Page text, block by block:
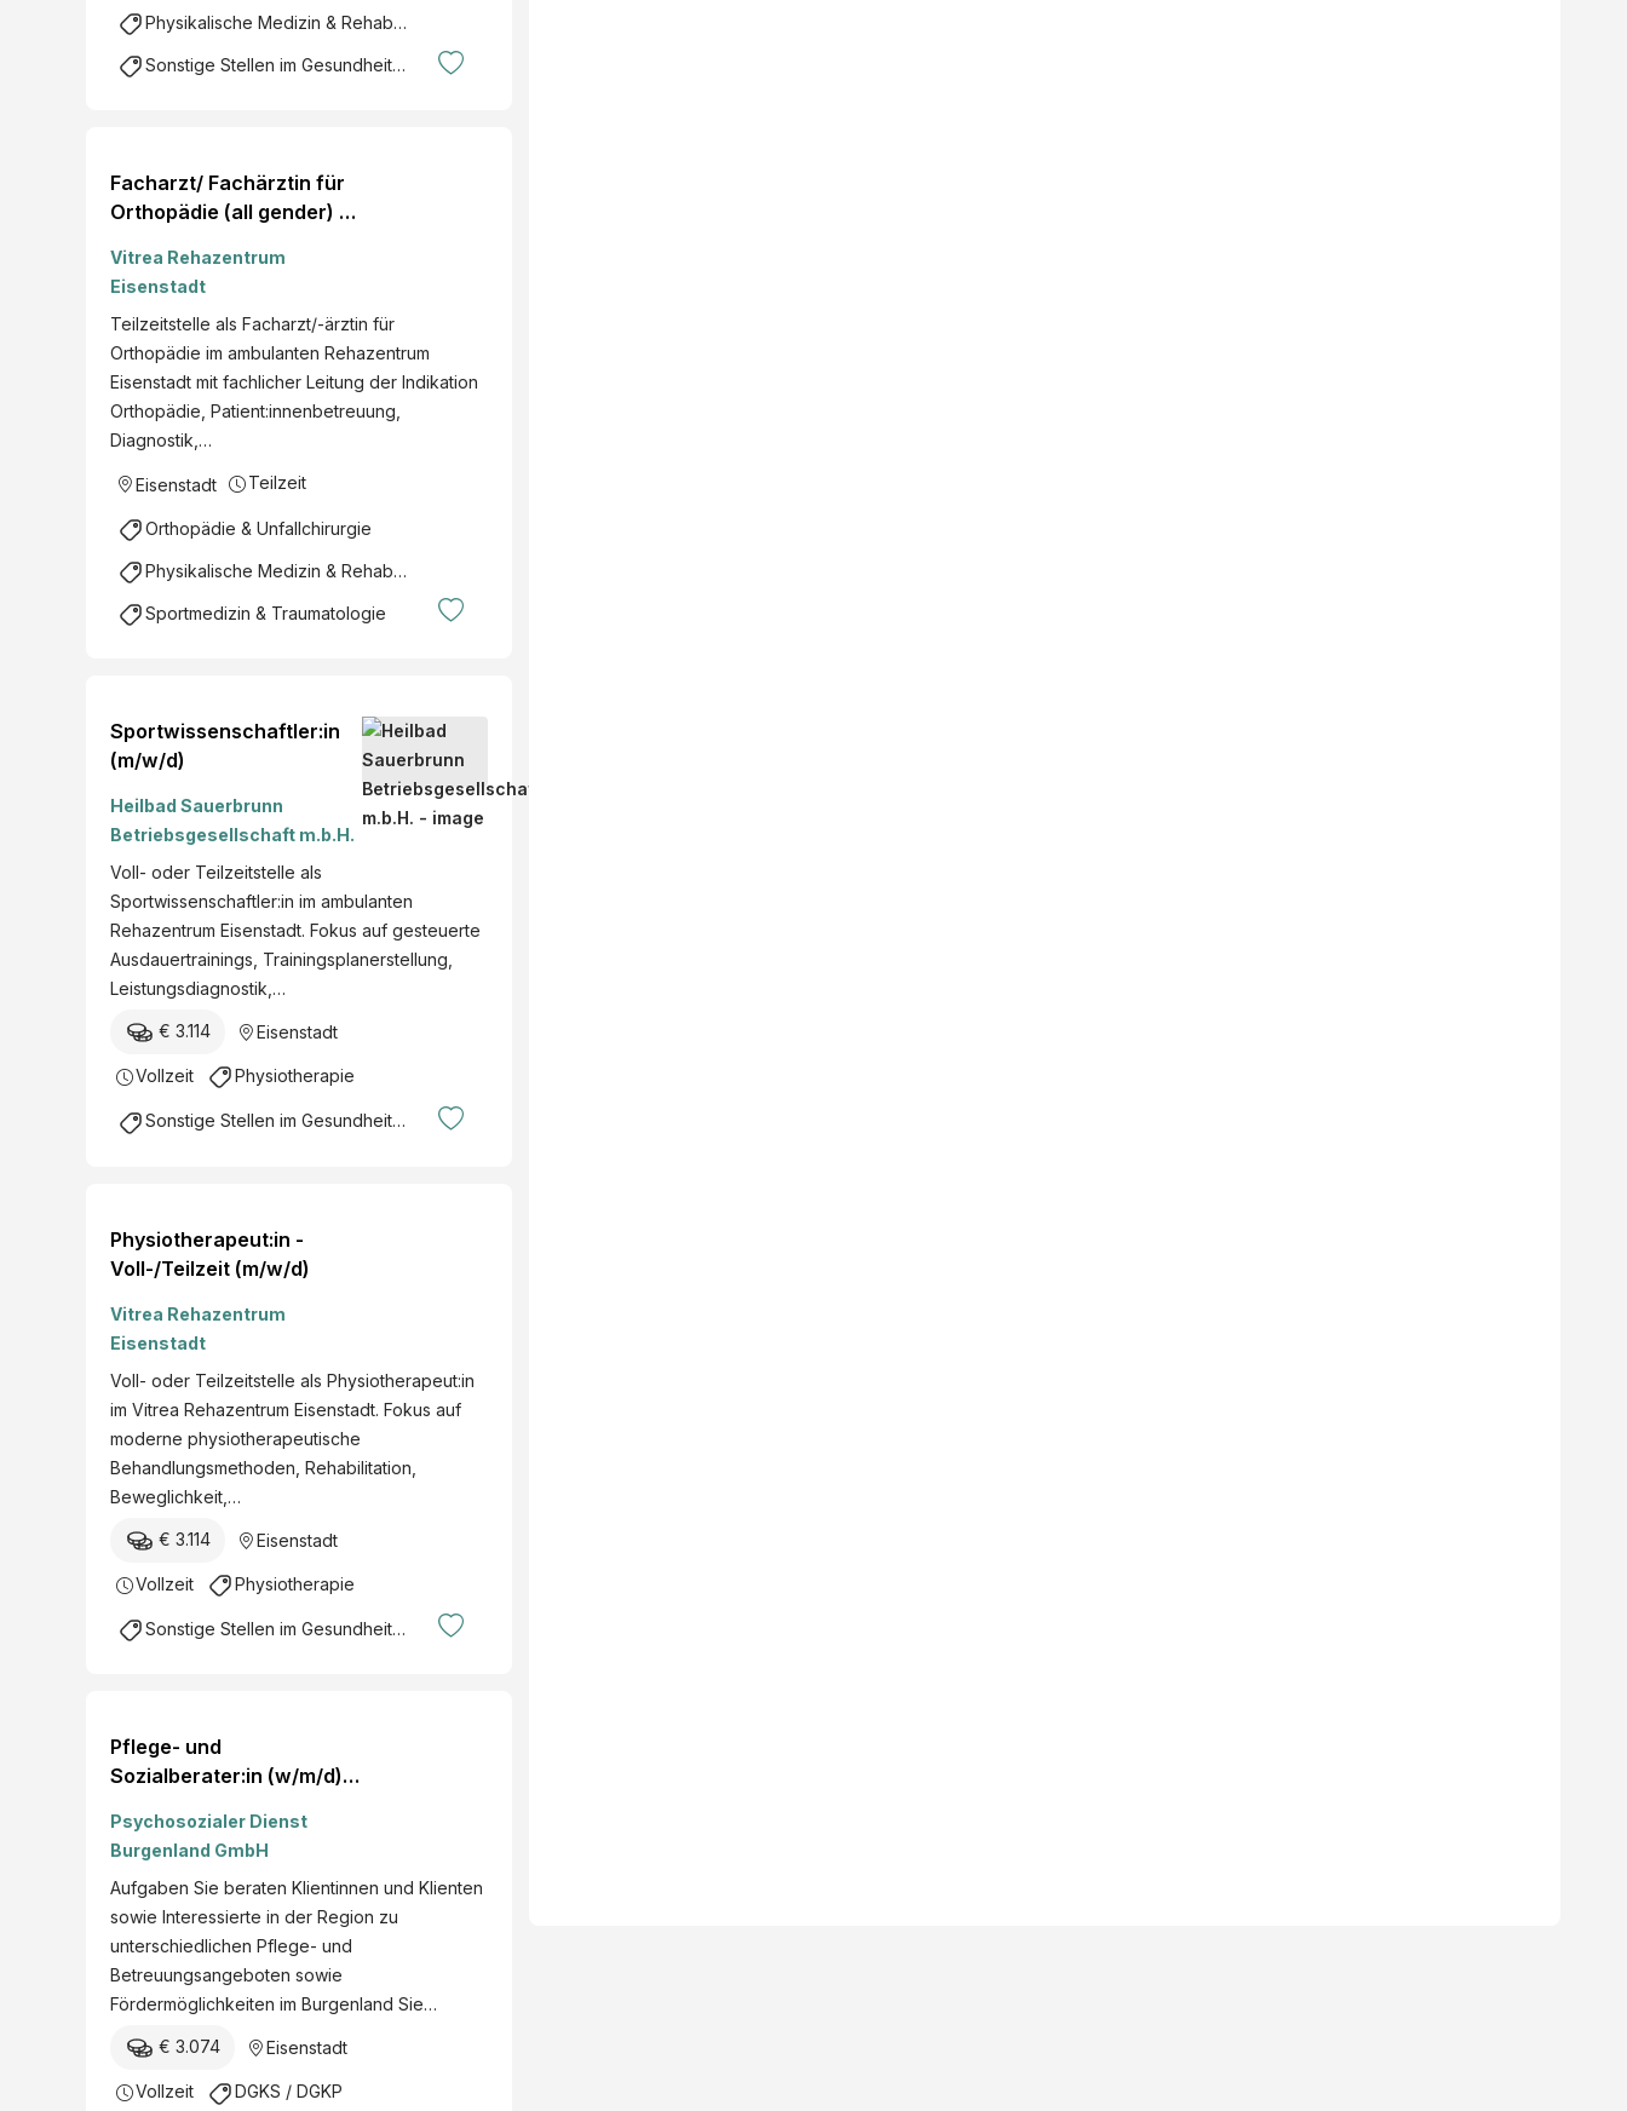
Physikalische Medizin & Rehabilitation
Sonstige Stellen im Gesundheitsbereich
Facharzt/ Fachärztin für
Orthopädie (all gender) -
Vitrea Rehazentrum
Eisenstadt
Teilzeitstelle als Facharzt/-ärztin für
Orthopädie im ambulanten Rehazentrum
Eisenstadt mit fachlicher Leitung der Indikation
Orthopädie, Patient:innenbetreuung,
Diagnostik,…
Eisenstadt Teilzeit
Orthopädie & Unfallchirurgie
Physikalische Medizin & Rehabilitation
Sportmedizin & Traumatologie
Sportwissenschaftler:in
(m/w/d)
Heilbad Sauerbrunn
Betriebsgesellschaft m.b.H.
Voll- oder Teilzeitstelle als
Sportwissenschaftler:in im ambulanten
Rehazentrum Eisenstadt. Fokus auf gesteuerte
Ausdauertrainings, Trainingsplanerstellung,
Leistungsdiagnostik,…
€ 3.114 Eisenstadt
Vollzeit Physiotherapie
Sonstige Stellen im Gesundheitsbereich
Physiotherapeut:in -
Voll-/Teilzeit (m/w/d)
Vitrea Rehazentrum
Eisenstadt
Voll- oder Teilzeitstelle als Physiotherapeut:in
im Vitrea Rehazentrum Eisenstadt. Fokus auf
moderne physiotherapeutische
Behandlungsmethoden, Rehabilitation,
Beweglichkeit,…
€ 3.114 Eisenstadt
Vollzeit Physiotherapie
Sonstige Stellen im Gesundheitsbereich
Pflege- und
Sozialberater:in (w/m/d) -
Psychosozialer Dienst
Burgenland GmbH
Aufgaben Sie beraten Klientinnen und Klienten
sowie Interessierte in der Region zu
unterschiedlichen Pflege- und
Betreuungsangeboten sowie
Fördermöglichkeiten im Burgenland Sie…
€ 3.074 Eisenstadt
Vollzeit DGKS / DGKP